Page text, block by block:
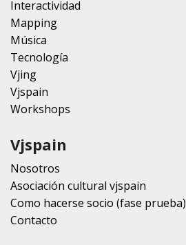
Interactividad
Mapping
Música
Tecnología
Vjing
Vjspain
Workshops
Vjspain
Nosotros
Asociación cultural vjspain
Como hacerse socio (fase prueba)
Contacto